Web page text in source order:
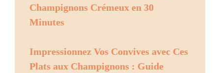
Champignons Crémeux en 30
Minutes
Impressionnez Vos Convives avec Ces
Plats aux Champignons : Guide